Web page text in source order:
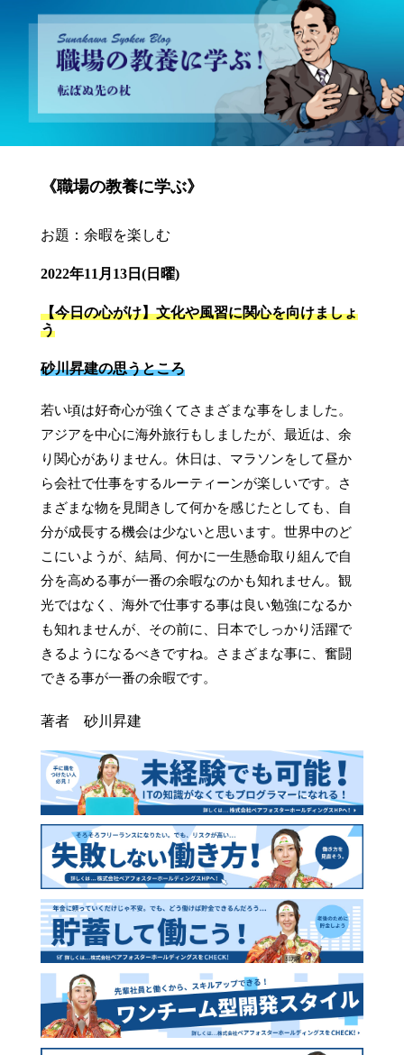
砂川昇建会長ブログ 職場の教養に学ぶ！～転ばぬ先の杖～
《職場の教養に学ぶ》
お題：余暇を楽しむ
2022年11月13日(日曜)
【今日の心がけ】文化や風習に関心を向けましょ
う
砂川昇建の思うところ
若い頃は好奇心が強くてさまざまな事をしました。
アジアを中心に海外旅行もしましたが、最近は、余
り関心がありません。休日は、マラソンをして昼か
ら会社で仕事をするルーティーンが楽しいです。さ
まざまな物を見聞きして何かを感じたとしても、自
分が成長する機会は少ないと思います。世界中のど
こにいようが、結局、何かに一生懸命取り組んで自
分を高める事が一番の余暇なのかも知れません。観
光ではなく、海外で仕事する事は良い勉強になるか
も知れませんが、その前に、日本でしっかり活躍で
きるようになるべきですね。さまざまな事に、奮闘
できる事が一番の余暇です。
著者 砂川昇建